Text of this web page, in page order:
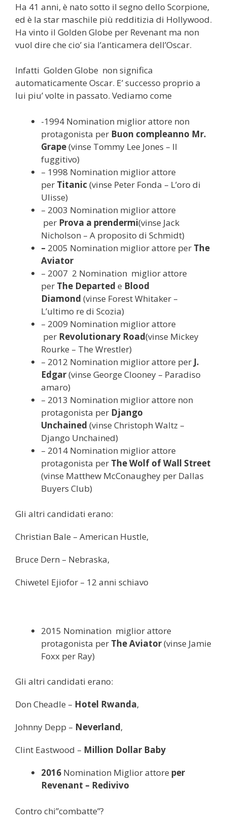
Ha 41 anni, è nato sotto il segno dello Scorpione,
ed è la star maschile più redditizia di Hollywood.
Ha vinto il Golden Globe per Revenant ma non
vuol dire che cio’ sia l’anticamera dell’Oscar.
Infatti Golden Globe non significa
automaticamente Oscar. E’ successo proprio a
lui piu’ volte in passato. Vediamo come
-1994 Nomination miglior attore non
protagonista per Buon compleanno Mr.
Grape(vinse Tommy Lee Jones – Il
fuggitivo)
– 1998 Nomination miglior attore
per Titanic (vinse Peter Fonda – L’oro di
Ulisse)
– 2003 Nomination miglior attore
per Prova a prendermi(vinse Jack
Nicholson – A proposito di Schmidt)
– 2005 Nomination miglior attore per The
Aviator
– 2007 2 Nomination miglior attore
per The Departed e Blood
Diamond (vinse Forest Whitaker –
L’ultimo re di Scozia)
– 2009 Nomination miglior attore
per Revolutionary Road(vinse Mickey
Rourke – The Wrestler)
– 2012 Nomination miglior attore per J.
Edgar(vinse George Clooney – Paradiso
amaro)
– 2013 Nomination miglior attore non
protagonista per Django
Unchained (vinse Christoph Waltz –
Django Unchained)
– 2014 Nomination miglior attore
protagonista per The Wolf of Wall Street
(vinse Matthew McConaughey per Dallas
Buyers Club)
Gli altri candidati erano:
Christian Bale – American Hustle,
Bruce Dern – Nebraska,
Chiwetel Ejiofor – 12 anni schiavo
2015 Nomination miglior attore
protagonista per The Aviator(vinse Jamie
Foxx per Ray)
Gli altri candidati erano:
Don Cheadle – Hotel Rwanda,
Johnny Depp – Neverland,
Clint Eastwood – Million Dollar Baby
2016 Nomination Miglior attore per
Revenant – Redivivo
Contro chi”combatte”?